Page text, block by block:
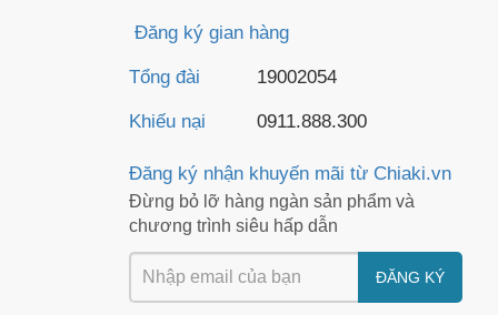
Đăng ký gian hàng
Tổng đài 19002054
Khiếu nại 0911.888.300
Đăng ký nhận khuyến mãi từ Chiaki.vn
Đừng bỏ lỡ hàng ngàn sản phẩm và
chương trình siêu hấp dẫn
ĐĂNG KÝ